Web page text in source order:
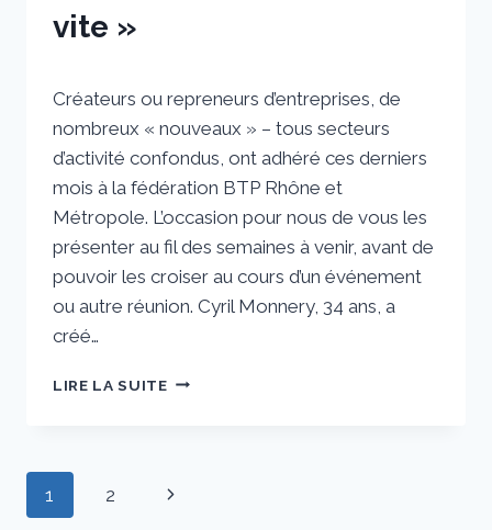
vite »
sstradiotto
Créateurs ou repreneurs d’entreprises, de
nombreux « nouveaux » – tous secteurs
d’activité confondus, ont adhéré ces derniers
mois à la fédération BTP Rhône et
Métropole. L’occasion pour nous de vous les
présenter au fil des semaines à venir, avant de
pouvoir les croiser au cours d’un événement
ou autre réunion. Cyril Monnery, 34 ans, a
créé…
LIRE LA SUITECYRIL
DE
Navigation
1 2
Page